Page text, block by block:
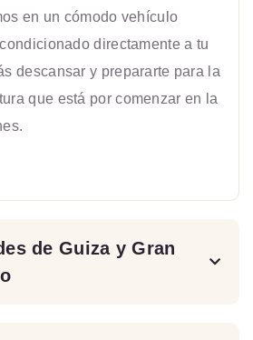
en un cómodo vehículo
directamente a tu
descansar y prepararte para la
que está por comenzar en la
de Guiza y Gran